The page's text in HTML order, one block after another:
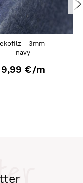
- 3mm -
navy
9,99 €/m